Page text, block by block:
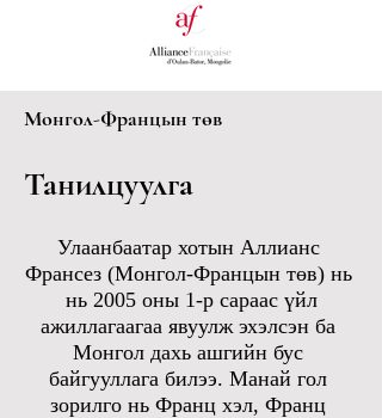
Монгол-Францын төв
Танилцуулга
Улаанбаатар хотын Аллианс
Франсез (Монгол-Францын төв) нь
нь 2005 оны 1-р сараас үйл
ажиллагаагаа явуулж эхэлсэн ба
Монгол дахь ашгийн бус
байгууллага билээ. Манай гол
зорилго нь Франц хэл, Франц